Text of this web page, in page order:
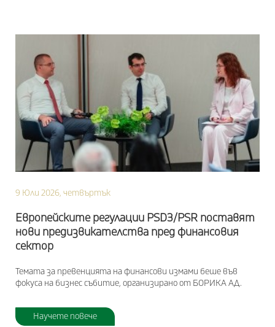
9 Юли 2026, четвъртък
Европейските регулации PSD3/PSR поставят
нови предизвикателства пред финансовия
сектор
Темата за превенцията на финансови измами беше във
фокуса на бизнес събитие, организирано от БОРИКА АД.
Научете повече